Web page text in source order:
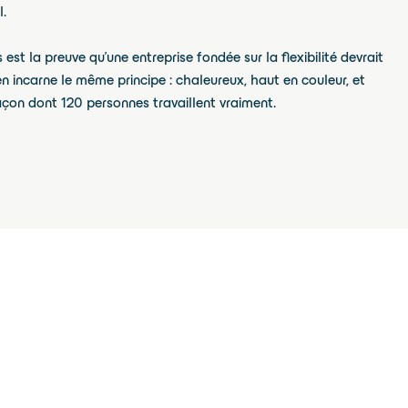
est la preuve qu'une entreprise fondée sur la flexibilité devrait
incarne le même principe : chaleureux, haut en couleur, et
dont 120 personnes travaillent vraiment.